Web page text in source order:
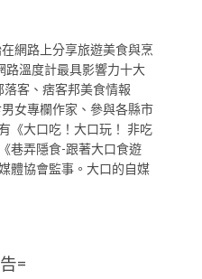
網路上分享旅遊美食與烹
路溫度計最具影響力十大
客、痞客邦美食情報
女專欄作家、參與各縣市
《大口吃！大口玩！ 非吃
巷弄隱食-跟著大口食遊
體協會監事。大口的自媒
=